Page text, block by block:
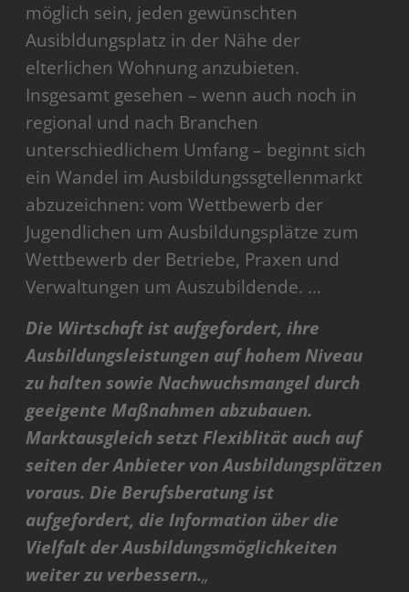
möglich sein, jeden gewünschten
Ausibldungsplatz in der Nähe der
elterlichen Wohnung anzubieten.
Insgesamt gesehen – wenn auch noch in
regional und nach Branchen
unterschiedlichem Umfang – beginnt sich
ein Wandel im Ausbildungssgtellenmarkt
abzuzeichnen: vom Wettbewerb der
Jugendlichen um Ausbildungsplätze zum
Wettbewerb der Betriebe, Praxen und
Verwaltungen um Auszubildende. …
Die Wirtschaft ist aufgefordert, ihre
Ausbildungsleistungen auf hohem Niveau
zu halten sowie Nachwuchsmangel durch
geeigente Maßnahmen abzubauen.
Marktausgleich setzt Flexiblität auch auf
seiten der Anbieter von Ausbildungsplätzen
voraus. Die Berufsberatung ist
aufgefordert, die Information über die
Vielfalt der Ausbildungsmöglichkeiten
weiter zu verbessern.„